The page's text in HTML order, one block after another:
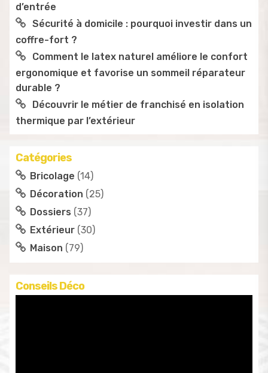
d’entrée
Sécurité à domicile : pourquoi investir dans un
coffre-fort ?
Comment le latex naturel améliore le confort
ergonomique et favorise un sommeil réparateur
durable ?
Découvrir le métier de franchisé en isolation
thermique par l’extérieur
Catégories
Bricolage (14)
Décoration (25)
Dossiers (37)
Extérieur (30)
Maison (79)
Conseils Déco